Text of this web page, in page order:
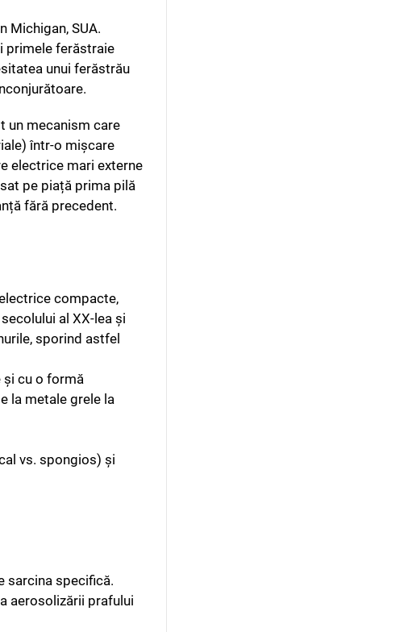
Michigan, SUA.
primele ferăstraie
unui ferăstrău
un mecanism care
într-o mișcare
electrice mari externe
pe piață prima pilă
fără precedent.
compacte,
al XX-lea și
sporind astfel
și cu o formă
la metale grele la
vs. spongios) și
sarcina specifică.
aerosolizării prafului